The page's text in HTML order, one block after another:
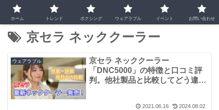
京セラ ネッククーラー
ウェアラブル
京セラ ネッククーラー
「DNC5000」の特徴と口コミ評
判。他社製品と比較してどう違
2021.06.16 2024.08.02
ホーム トレンド ボクシング ウェアラブル イベント お問い合わせ